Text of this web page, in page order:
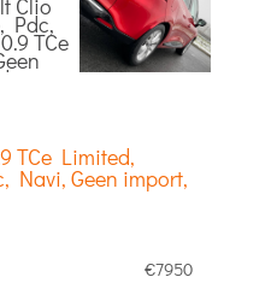
TCe Limited,
Navi, Geen import,
€7950